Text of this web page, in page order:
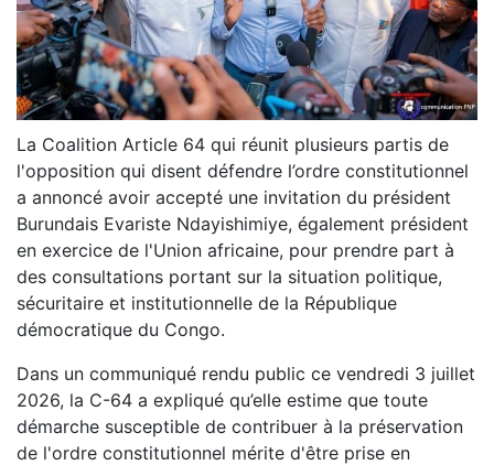
La Coalition Article 64 qui réunit plusieurs partis de
l'opposition qui disent défendre l’ordre constitutionnel
a annoncé avoir accepté une invitation du président
Burundais Evariste Ndayishimiye, également président
en exercice de l'Union africaine, pour prendre part à
des consultations portant sur la situation politique,
sécuritaire et institutionnelle de la République
démocratique du Congo.
Dans un communiqué rendu public ce vendredi 3 juillet
2026, la C-64 a expliqué qu’elle estime que toute
démarche susceptible de contribuer à la préservation
de l'ordre constitutionnel mérite d'être prise en